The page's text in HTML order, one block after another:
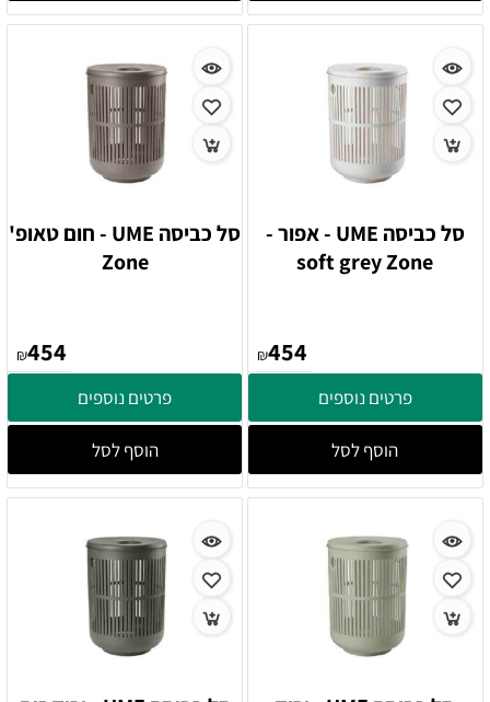
סל כביסה UME - אפור -
soft grey Zone
₪454
פרטים נוספים
הוסף לסל
סל כביסה UME - חום טאופ'
Zone
₪454
פרטים נוספים
הוסף לסל